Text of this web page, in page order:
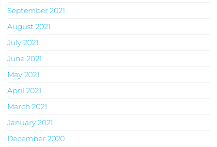
September 2021
August 2021
July 2021
June 2021
May 2021
April 2021
March 2021
January 2021
December 2020